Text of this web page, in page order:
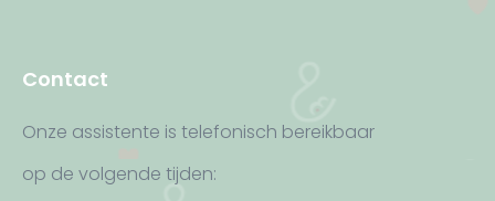
e
o
k
t
g
a
Contact
Onze assistente is telefonisch bereikbaar
op de volgende tijden: